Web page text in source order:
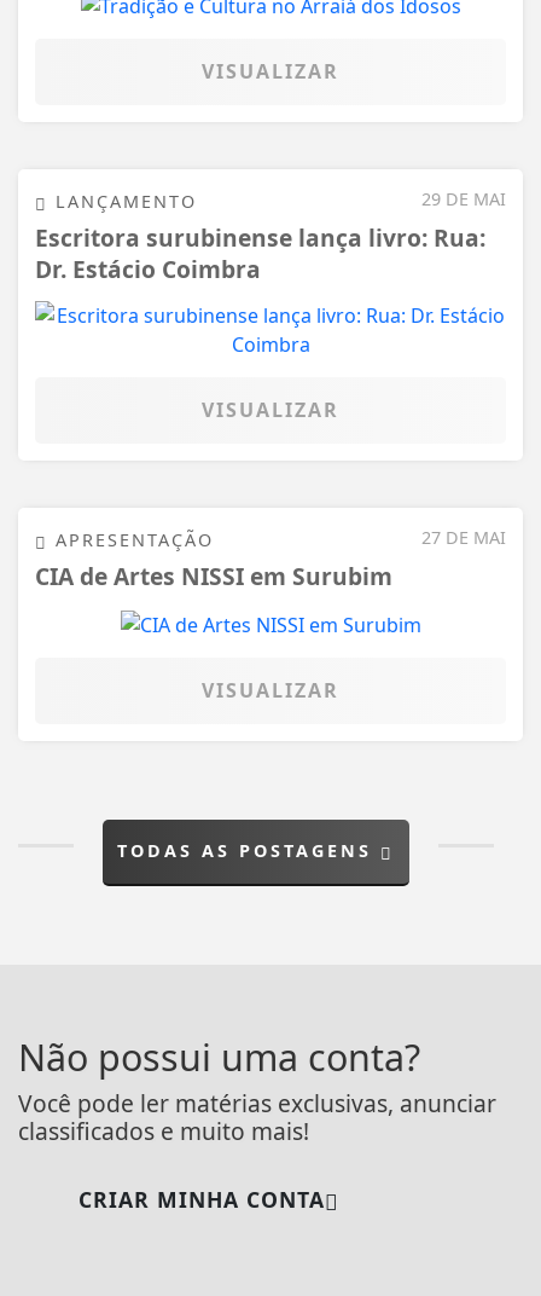
VISUALIZAR
29 DE MAI
LANÇAMENTO
Escritora surubinense lança livro: Rua:
Dr. Estácio Coimbra
VISUALIZAR
27 DE MAI
APRESENTAÇÃO
CIA de Artes NISSI em Surubim
VISUALIZAR
TODAS AS POSTAGENS
Não possui uma conta?
Você pode ler matérias exclusivas, anunciar
classificados e muito mais!
CRIAR MINHA CONTA